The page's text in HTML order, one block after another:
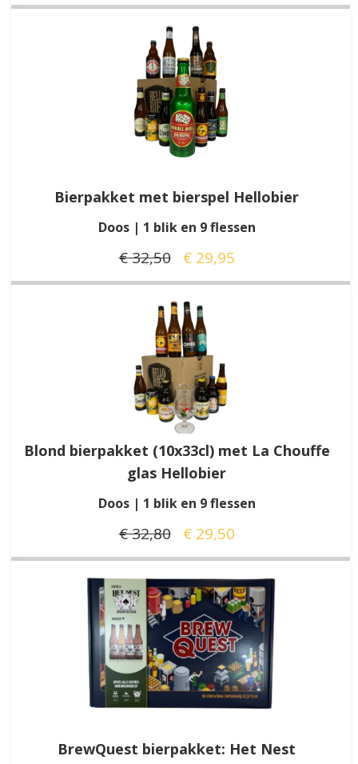
Bierpakket met bierspel Hellobier
Doos | 1 blik en 9 flessen
€ 32,50 € 29,95
Blond bierpakket (10x33cl) met La Chouffe
glas Hellobier
Doos | 1 blik en 9 flessen
€ 32,80 € 29,50
BrewQuest bierpakket: Het Nest